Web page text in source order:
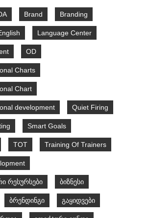
Brand Branding
Language Center
OD
Charts
Chart
development Quiet Firing
Smart Goals
TOT Training Of Trainers
რესურსები ბიზნესი
ბრენდინგი გაყიდვები